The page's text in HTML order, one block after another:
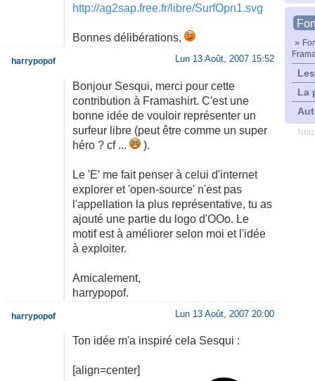
»
La
http://ag2sap.free.fr/libre/SurfOpn1.svg
Bonnes délibérations,
Lun 13 Août, 2007 15:52
Bonjour Sesqui, merci pour cette
contribution à Framashirt. C'est une
bonne idée de vouloir représenter un
surfeur libre (peut être comme un super
héro ? cf ...
).
Le 'E' me fait penser à celui d'internet
explorer et 'open-source' n'est pas
l'appellation la plus représentative, tu as
ajouté une partie du logo d'OOo. Le
motif est à améliorer selon moi et l'idée
à exploiter.
Amicalement,
harrypopof.
harrypopof
Lun 13 Août, 2007 20:00
Ton idée m'a inspiré cela Sesqui :
[align=center]
harrypopof